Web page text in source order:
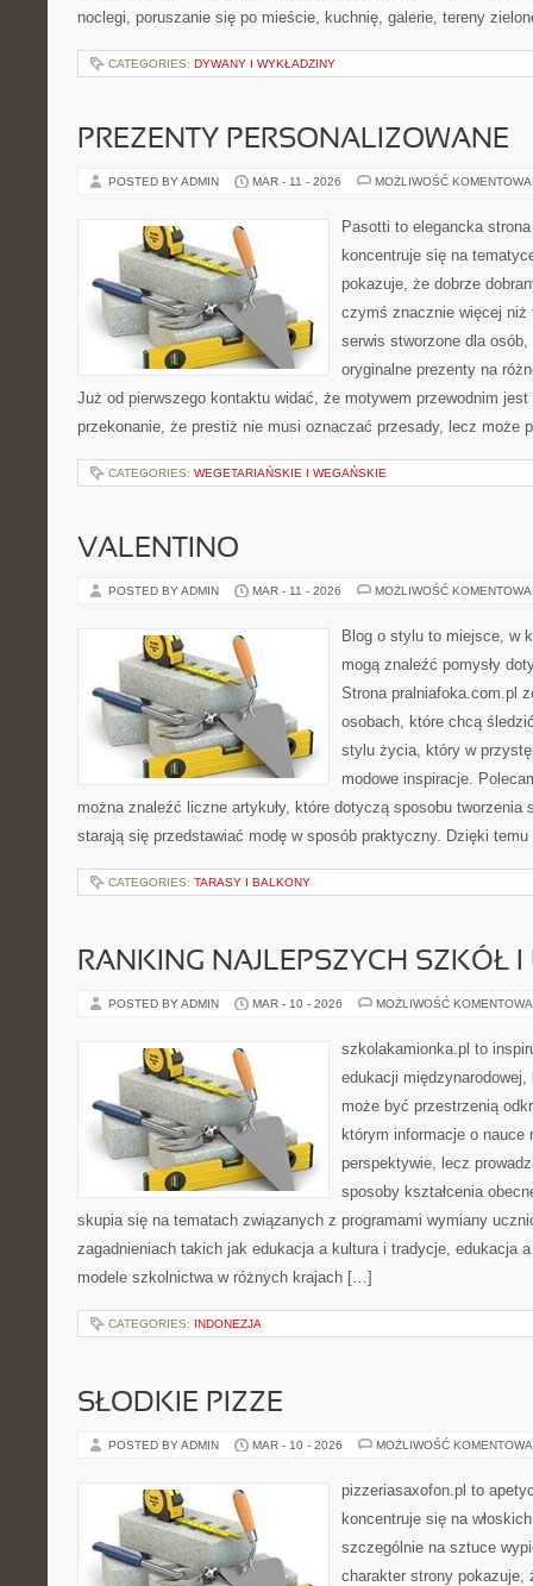
noclegi, poruszanie się po mieście, kuchnię, galerie, tereny
CATEGORIES: DYWANY I WYKŁADZINY
PREZENTY PERSONALIZOWANE
POSTED BY ADMIN MAR - 11 - 2026 MOŻLIWOŚĆ
Pasotti to elegancka
koncentruje się na
pokazuje, że dobrze
czymś znacznie więcej niż
serwis stworzone dla
oryginalne prezenty na
Już od pierwszego kontaktu widać, że motywem przewodnim
przekonanie, że prestiż nie musi oznaczać przesady, lecz może
CATEGORIES: WEGETARIAŃSKIE I WEGAŃSKIE
VALENTINO
POSTED BY ADMIN MAR - 11 - 2026 MOŻLIWOŚĆ
Blog o stylu to miejsce, w
mogą znaleźć pomysły
Strona pralniafoka.com.pl
osobach, które chcą
stylu życia, który w
modowe inspiracje.
można znaleźć liczne artykuły, które dotyczą sposobu
starają się przedstawiać modę w sposób praktyczny. Dzięki
CATEGORIES: TARASY I BALKONY
RANKING NAJLEPSZYCH SZKÓŁ I
POSTED BY ADMIN MAR - 10 - 2026 MOŻLIWOŚĆ
szkolakamionka.pl to
edukacji
może być przestrzenią
którym informacje o nauce
perspektywie, lecz
sposoby kształcenia
skupia się na tematach związanych z programami wymiany
zagadnieniach takich jak edukacja a kultura i tradycje, edukacja
modele szkolnictwa w różnych krajach […]
CATEGORIES: INDONEZJA
SŁODKIE PIZZE
POSTED BY ADMIN MAR - 10 - 2026 MOŻLIWOŚĆ
pizzeriasaxofon.pl to
koncentruje się na
szczególnie na sztuce
charakter strony pokazuje,